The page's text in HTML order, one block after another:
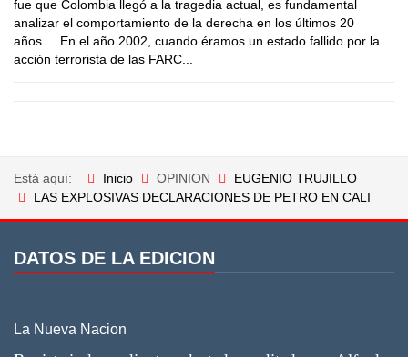
fue que Colombia llegó a la tragedia actual, es fundamental
analizar el comportamiento de la derecha en los últimos 20
años. En el año 2002, cuando éramos un estado fallido por la
acción terrorista de las FARC...
Está aquí: Inicio OPINION
EUGENIO TRUJILLO
LAS EXPLOSIVAS DECLARACIONES DE PETRO EN CALI
DATOS DE LA EDICION
La Nueva Nacion